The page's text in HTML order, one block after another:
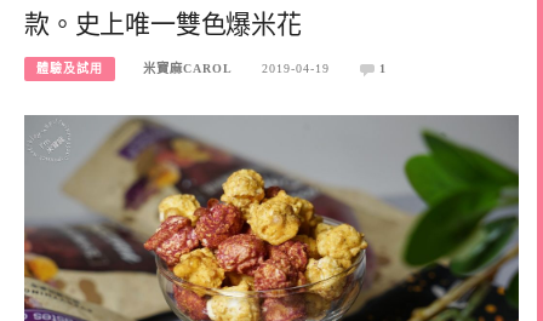
款。史上唯一雙色爆米花
體驗及試用 米寶麻CAROL 2019-04-19 1